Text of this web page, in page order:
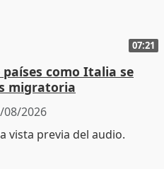
07:21
como Italia se
migratoria
08/2026